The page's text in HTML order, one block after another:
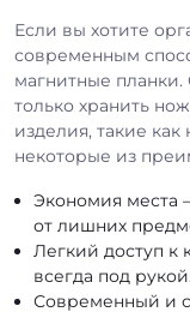
Если вы хотите
современным
магнитные
только хранить
изделия, такие
некоторые из
Экономия места
от лишних
Легкий доступ к
всегда под рукой.
Современный и